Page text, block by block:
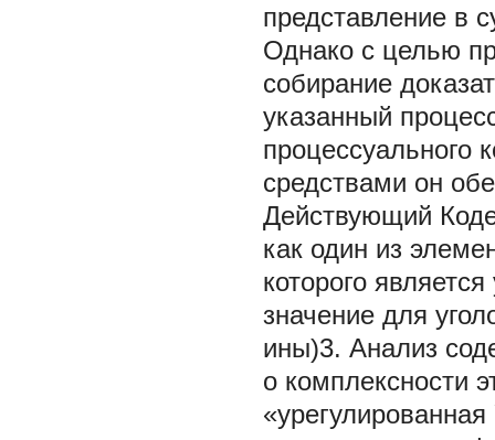
представление в
Однако с целью
собирание
указанный
процессуального
средствами он
Действующий
как один из
которого
значение для
ины)3. Анализ
о комплексности